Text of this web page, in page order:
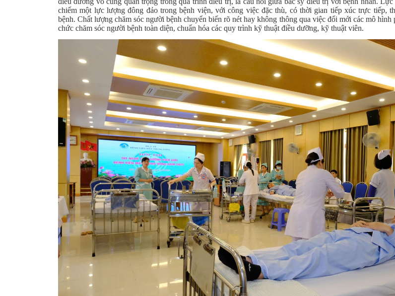
chiếm một lực lượng đông đảo trong bệnh viện, với công việc đặc thù, có thời gian tiếp xúc trực tiếp,
bệnh. Chất lượng chăm sóc người bệnh chuyển biến rõ nét hay không thông qua việc đổi mới các mô hình
chức chăm sóc người bệnh toàn diện, chuẩn hóa các quy trình kỹ thuật điều dưỡng, kỹ thuật viên.